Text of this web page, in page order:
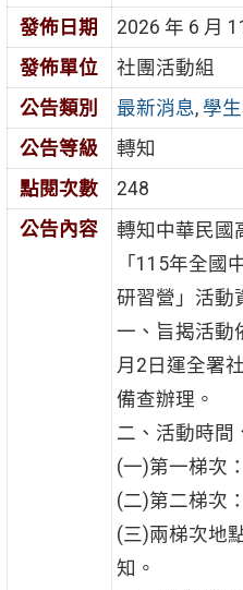
發佈日期
2026 年 6 月
發佈單位
社團活動組
公告類別
最新消息, 學
公告等級
轉知
點閱次數
248
公告內容
轉知中華民國
「115年全國
研習營」活動
一、旨揭活動
月2日運全署
備查辦理。
二、活動時間
(一)第一梯次
(二)第二梯次
(三)兩梯次地
知。